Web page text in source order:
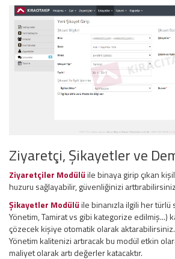
Ziyaretçi, Şikayetler ve
Ziyaretçiler Modülüile binaya girip çıkan
huzuru sağlayabilir, güvenliğinizi
Şikayetler Modülüile binanızla ilgili her türlü
Yönetim, Tamirat vs gibi kategorize edilmiş...)
çözecek kişiye otomatik olarak aktarabilirsiniz.
Yönetim kalitenizi artıracak bu modül etkin
maliyet olarak artı değerler katacaktır.